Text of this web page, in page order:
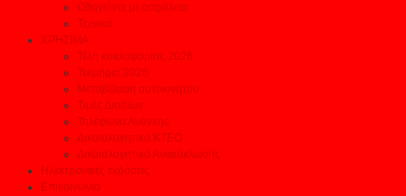
Οδηγείστε με ασφάλεια
Τεχνικά
ΧΡΗΣΙΜΑ
Τέλη κυκλοφορίας 2026
Τεκμήρια 2026
Μεταβίβαση αυτοκινήτου
Τιμές Διοδίων
Τηλέφωνα Ανάγκης
Δικαιολογητικά ΚΤΕΟ
Δικαιολογητικά Ανακύκλωσης
Ηλεκτρονικές εκδόσεις
Επικοινωνία